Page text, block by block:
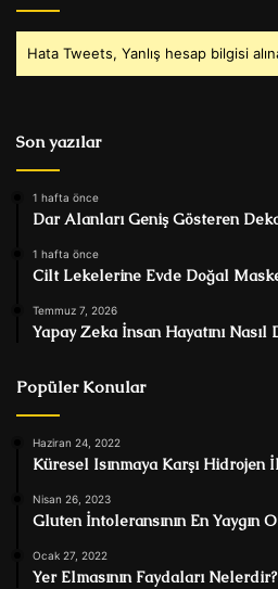
Hata Tweets, Yanlış hesap bilgisi
Son yazılar
1 hafta önce
Dar Alanları Geniş Gösteren
1 hafta önce
Cilt Lekelerine Evde Doğal
Temmuz 7, 2026
Yapay Zeka İnsan Hayatını Nasıl
Popüler Konular
Haziran 24, 2022
Küresel Isınmaya Karşı Hidrojen
Nisan 26, 2023
Gluten İntoleransının En
Ocak 27, 2022
Yer Elmasının Faydaları Nelerdir?